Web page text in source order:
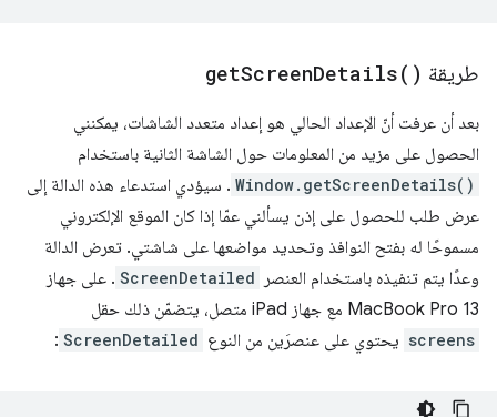
طريقة getScreenDetails( )
بعد أن عرفت أنّ الإعداد الحالي هو إعداد متعدد الشاشات، يمكنني
الحصول على مزيد من المعلومات حول الشاشة الثانية باستخدام
Window.getScreenDetails() . سيؤدي استدعاء هذه الدالة إلى
عرض طلب للحصول على إذن يسألني عمّا إذا كان الموقع الإلكتروني
مسموحًا له بفتح النوافذ وتحديد مواضعها على شاشتي. تعرض الدالة
وعدًا يتم تنفيذه باستخدام العنصر
ScreenDetailed . على جهاز
MacBook Pro 13 مع جهاز iPad متصل، يتضمّن ذلك حقل
screens يحتوي على عنصرَين من النوع ScreenDetailed
: